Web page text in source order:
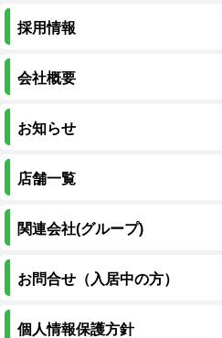
採用情報
会社概要
お知らせ
店舗一覧
関連会社(グループ)
お問合せ（入居中の方）
個人情報保護方針